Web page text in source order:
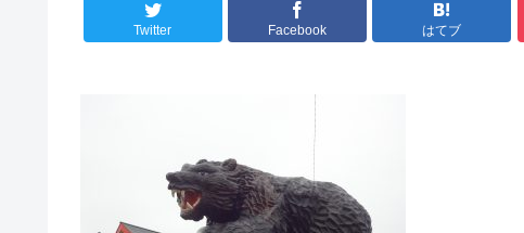
Twitter Facebook はてブ